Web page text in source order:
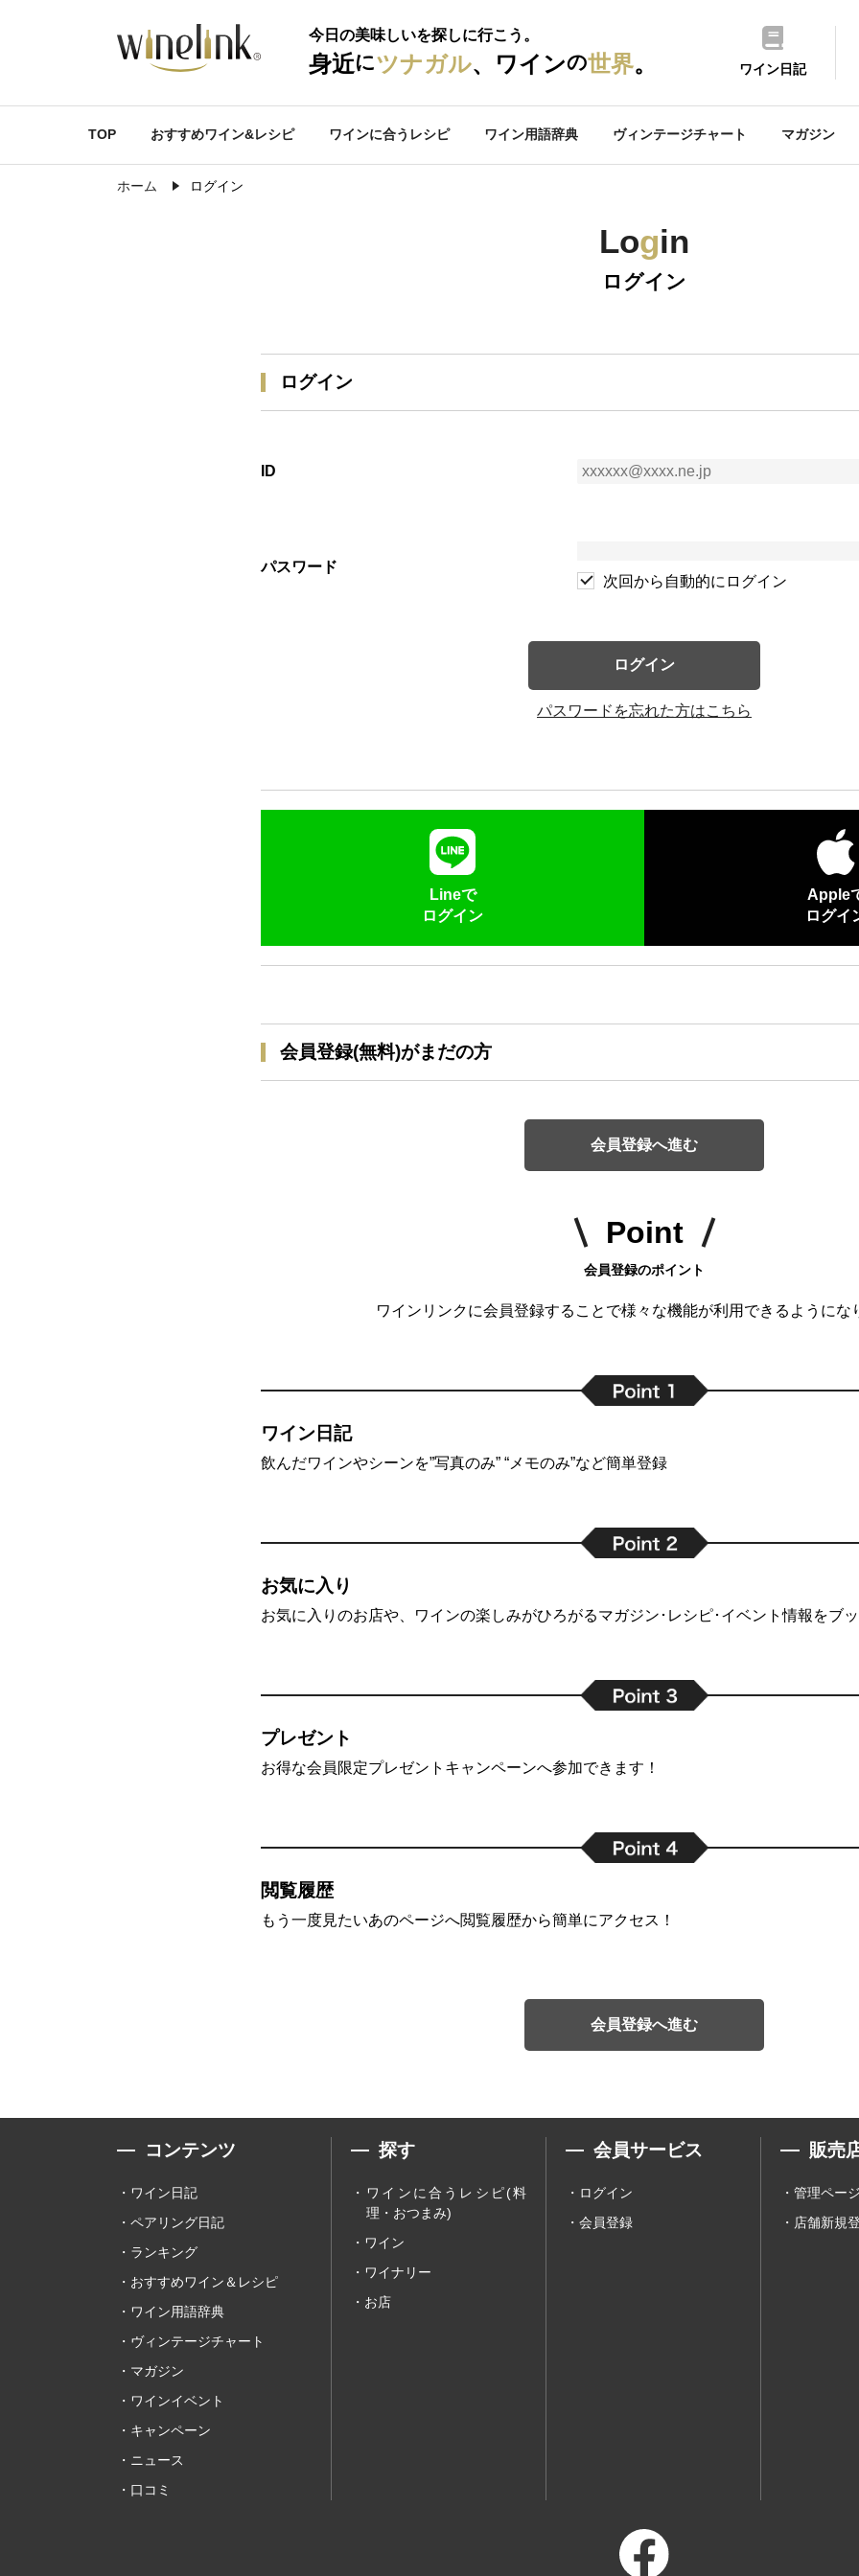
今日の美味しいを探しに行こう。
身近にツナガル、ワインの世界。 ワイン日記
TOP おすすめワイン&レシピ ワインに合うレシピ ワイン用語辞典 ヴィンテージチャート マガジン
ホーム ログイン
Login
ログイン
ログイン
ID
パスワード
次回から自動的にログイン
ログイン
パスワードを忘れた方はこちら
Lineで
ログイン
Apple
ログイ
会員登録(無料)がまだの方
会員登録へ進む
Point
会員登録のポイント
ワインリンクに会員登録することで様々な機能が利用できるようにな
ワイン日記
飲んだワインやシーンを”写真のみ” “メモのみ”など簡単登録
お気に入り
お気に入りのお店や、ワインの楽しみがひろがるマガジン･レシピ･イベント情報をブ
プレゼント
お得な会員限定プレゼントキャンペーンへ参加できます！
閲覧履歴
もう一度見たいあのページへ閲覧履歴から簡単にアクセス！
会員登録へ進む
コンテンツ
ワイン日記
ペアリング日記
ランキング
おすすめワイン＆レシピ
ワイン用語辞典
ヴィンテージチャート
マガジン
ワインイベント
キャンペーン
ニュース
口コミ
探す
ワインに合うレシピ(料
理・おつまみ)
ワイン
ワイナリー
お店
会員サービス
ログイン
会員登録
販売
管理ペー
店舗新規